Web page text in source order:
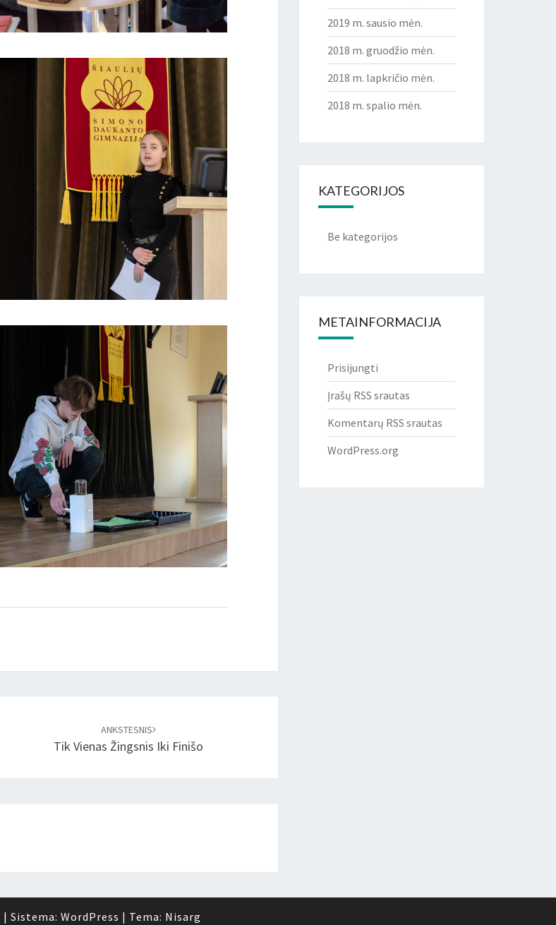
ANKSTESNIS
Tik Vienas Žingsnis Iki Finišo
2019 m. sausio mėn.
2018 m. gruodžio mėn.
2018 m. lapkričio mėn.
2018 m. spalio mėn.
KATEGORIJOS
Be kategorijos
METAINFORMACIJA
Prisijungti
Įrašų RSS srautas
Komentarų RSS srautas
WordPress.org
| Sistema: WordPress | Tema: Nisarg